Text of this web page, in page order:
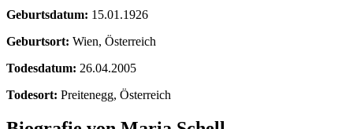
Geburtsdatum: 15.01.1926
Geburtsort: Wien, Österreich
Todesdatum: 26.04.2005
Todesort: Preitenegg, Österreich